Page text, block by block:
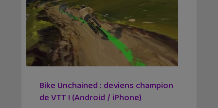
Bike Unchained : deviens champion
de VTT ! (Android / iPhone)